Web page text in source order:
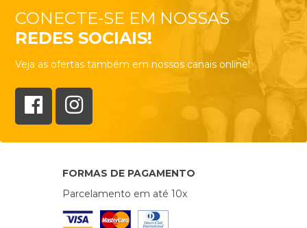
CONECTE-SE EM NOSSAS
REDES SOCIAIS!
Veja as ofertas também em nossos canais online!
FORMAS DE PAGAMENTO
Parcelamento em até 10x